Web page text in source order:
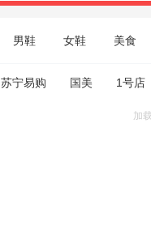
男鞋 女鞋 美食
苏宁易购 国美 1号店
加